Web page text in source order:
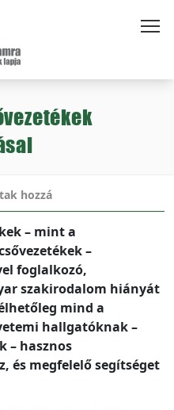
hozzá
– mint a
–
foglalkozó,
szakirodalom hiányát
mind a
hallgatóknak –
– hasznos
megfelelő segítséget